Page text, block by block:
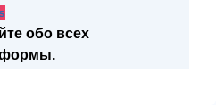
обо всех